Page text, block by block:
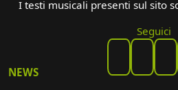
I testi musicali presenti sul sito
Seguici
NEWS